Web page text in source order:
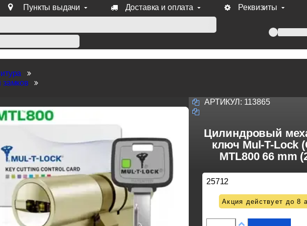
Пункты выдачи Доставка и оплата Реквизиты
продукции Venezia, Fratelli, Tupai, Extreza, Melodia, Forme при оплате по счету.
АРТИКУЛ: 113865
Цилиндровый
ключ Mul-T-Lock
MTL800 66 mm
25712
Акция действует до 8